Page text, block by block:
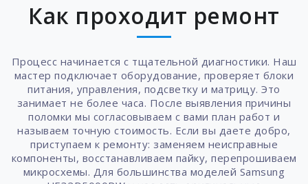
Как проходит ремонт
Процесс начинается с тщательной диагностики. Наш
мастер подключает оборудование, проверяет блоки
питания, управления, подсветку и матрицу. Это
занимает не более часа. После выявления причины
поломки мы согласовываем с вами план работ и
называем точную стоимость. Если вы даете добро,
приступаем к ремонту: заменяем неисправные
компоненты, восстанавливаем пайку, перепрошиваем
микросхемы. Для большинства моделей Samsung